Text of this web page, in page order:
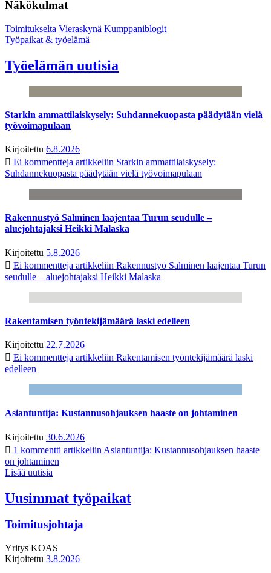
Näkökulmat
Toimitukselta Vieraskynä Kumppaniblogit
Työpaikat & työelämä
Työelämän uutisia
Starkin ammattilaiskysely: Suhdannekuopasta päädytään vielä
työvoimapulaan
Kirjoitettu 6.8.2026
Ei kommentteja artikkeliin Starkin ammattilaiskysely:
Suhdannekuopasta päädytään vielä työvoimapulaan
Rakennustyö Salminen laajentaa Turun seudulle –
aluejohtajaksi Heikki Malaska
Kirjoitettu 5.8.2026
Ei kommentteja artikkeliin Rakennustyö Salminen laajentaa Turun
seudulle – aluejohtajaksi Heikki Malaska
Rakentamisen työntekijämäärä laski edelleen
Kirjoitettu 22.7.2026
Ei kommentteja artikkeliin Rakentamisen työntekijämäärä laski
edelleen
Asiantuntija: Kustannusohjauksen haaste on johtaminen
Kirjoitettu 30.6.2026
1 kommentti artikkeliin Asiantuntija: Kustannusohjauksen haaste
on johtaminen
Lisää uutisia
Uusimmat työpaikat
Toimitusjohtaja
Yritys KOAS
Kirjoitettu 3.8.2026